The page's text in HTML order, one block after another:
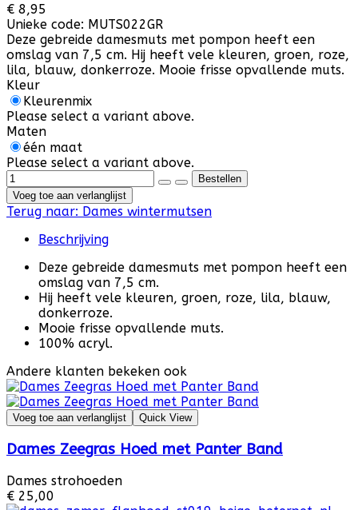
€ 8,95
Unieke code: MUTS022GR
Deze gebreide damesmuts met pompon heeft een
omslag van 7,5 cm. Hij heeft vele kleuren, groen, roze,
lila, blauw, donkerroze. Mooie frisse opvallende muts.
Kleur
Kleurenmix
Please select a variant above.
Maten
één maat
Please select a variant above.
Voeg toe aan verlanglijst
Terug naar: Dames wintermutsen
Beschrijving
Deze gebreide damesmuts met pompon heeft een
omslag van 7,5 cm.
Hij heeft vele kleuren, groen, roze, lila, blauw,
donkerroze.
Mooie frisse opvallende muts.
100% acryl.
Andere klanten bekeken ook
Voeg toe aan verlanglijst Quick View
Dames Zeegras Hoed met Panter Band
Dames strohoeden
€ 25,00